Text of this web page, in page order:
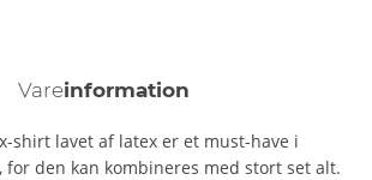
Vareinformation
shirt lavet af latex er et must-have i
den kan kombineres med stort set alt.